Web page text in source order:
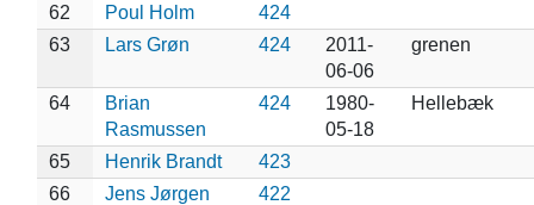
62
Poul Holm
424
63
Lars Grøn 424
2011-
06-06
grenen
64
Brian
Rasmussen
424
1980-
05-18
Hellebæk
65 Henrik Brandt
423
66
Jens Jørgen
422